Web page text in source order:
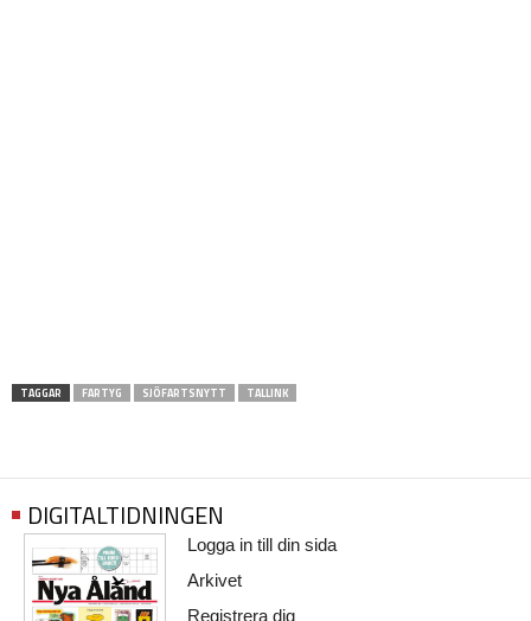
TAGGAR FARTYG SJÖFARTSNYTT TALLINK
DIGITALTIDNINGEN
Logga in till din sida
Arkivet
Registrera dig